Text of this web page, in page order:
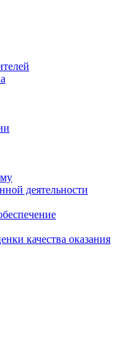
деятельности
качества оказания